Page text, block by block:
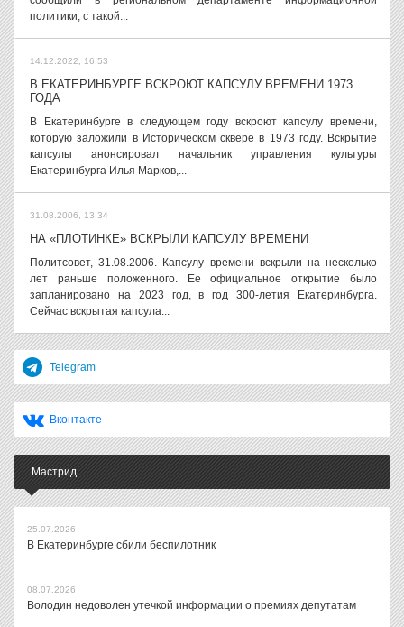
политики, с такой...
14.12.2022, 16:53
В ЕКАТЕРИНБУРГЕ ВСКРОЮТ КАПСУЛУ ВРЕМЕНИ 1973
ГОДА
В Екатеринбурге в следующем году вскроют капсулу времени,
которую заложили в Историческом сквере в 1973 году. Вскрытие
капсулы анонсировал начальник управления культуры
Екатеринбурга Илья Марков,...
31.08.2006, 13:34
НА «ПЛОТИНКЕ» ВСКРЫЛИ КАПСУЛУ ВРЕМЕНИ
Политсовет, 31.08.2006. Капсулу времени вскрыли на несколько
лет раньше положенного. Ее официальное открытие было
запланировано на 2023 год, в год 300-летия Екатеринбурга.
Сейчас вскрытая капсула...
Telegram
Вконтакте
Мастрид
25.07.2026
В Екатеринбурге сбили беспилотник
08.07.2026
Володин недоволен утечкой информации о премиях депутатам